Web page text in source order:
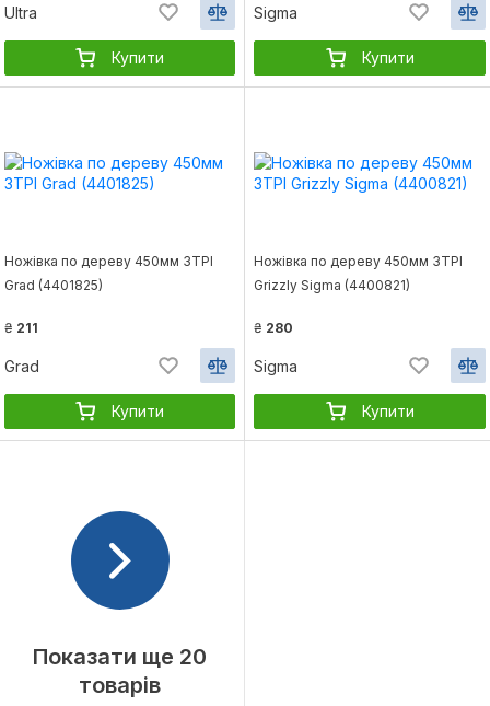
Ultra
Купити
Sigma
Купити
Ножівка по дереву 450мм 3TPI
Grad (4401825)
₴ 211
Grad
Купити
Ножівка по дереву 450мм 3TPI
Grizzly Sigma (4400821)
₴ 280
Sigma
Купити
Показати ще 20
товарів